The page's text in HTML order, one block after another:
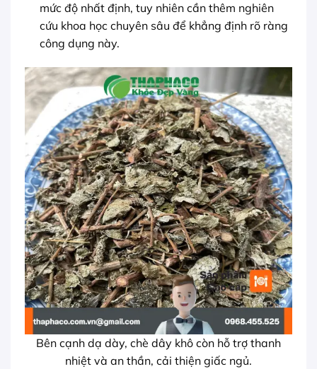
mức độ nhất định, tuy nhiên cần thêm nghiên
cứu khoa học chuyên sâu để khẳng định rõ ràng
công dụng này.
Bên cạnh dạ dày, chè dây khô còn hỗ trợ thanh
nhiệt và an thần, cải thiện giấc ngủ.